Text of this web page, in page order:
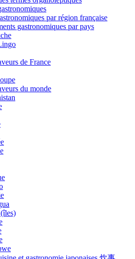
par région française
gastronomiques par pays
de France
du monde